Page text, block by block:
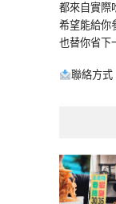
都來自實際
希望能給你
也替你省下
聯絡方式